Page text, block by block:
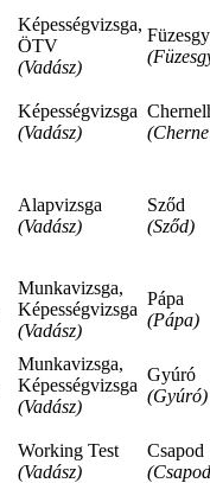
Képességvizsga,
ÖTV
(Vadász)
Képességvizsga
(Vadász)
Alapvizsga
(Vadász)
Sződ
(Sződ)
Munkavizsga,
Képességvizsga
(Vadász)
Pápa
(Pápa)
Munkavizsga,
Képességvizsga
(Vadász)
Gyúró
(Gyúró)
Working Test
(Vadász)
Csapod